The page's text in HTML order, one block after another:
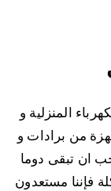
المنزلية و
من برادات و
ان تبقى دوما
فإننا مستعدون